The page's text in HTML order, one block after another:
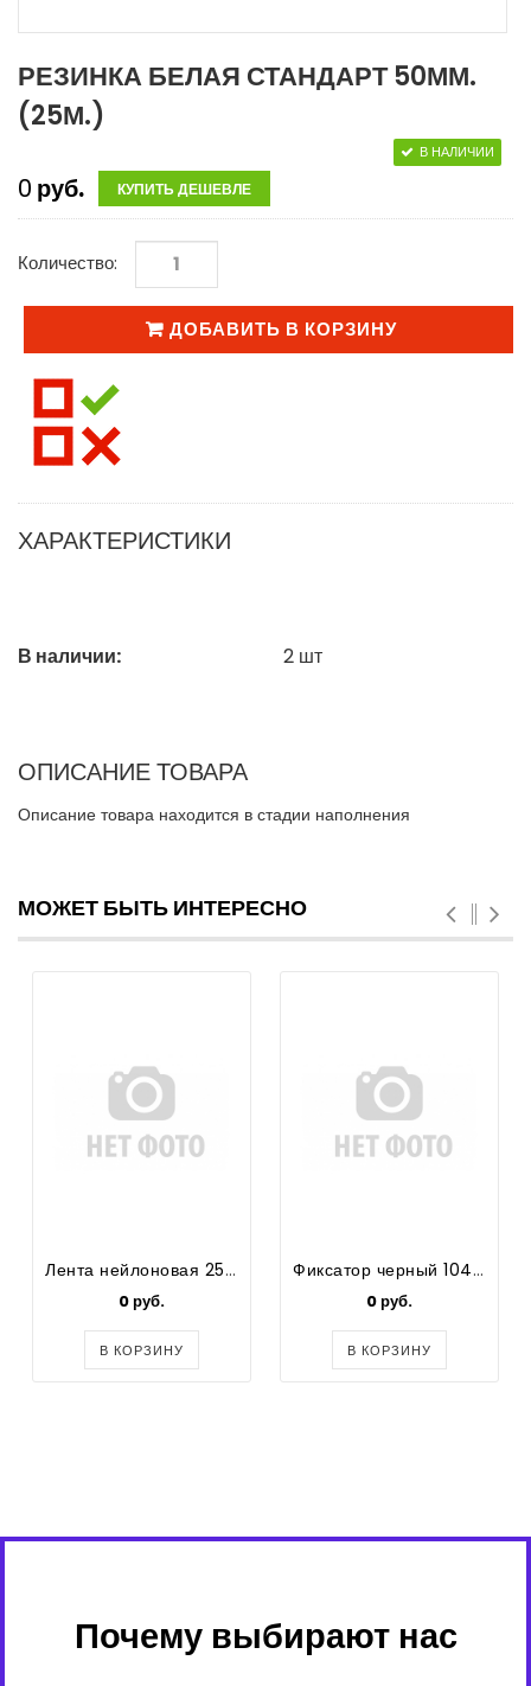
РЕЗИНКА БЕЛАЯ СТАНДАРТ 50ММ.
(25М.)
0 руб. КУПИТЬ ДЕШЕВЛЕ
В НАЛИЧИИ
Количество:
ДОБАВИТЬ В КОРЗИНУ
ХАРАКТЕРИСТИКИ
В наличии: 2 шт
ОПИСАНИЕ ТОВАРА
Описание товара находится в стадии наполнения
МОЖЕТ БЫТЬ ИНТЕРЕСНО
Лента нейлоновая 25мм
0 руб.
В КОРЗИНУ
Фиксатор черный 104-х
0 руб.
В КОРЗИНУ
Почему выбирают нас